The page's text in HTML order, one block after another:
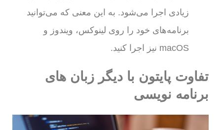
زیادی اجرا می‌شود. به این معنی که می‌توانید
برنامه‌های خود را روی لینوکس، ویندوز و
macOS نیز اجرا کنید.
تفاوت پایتون با دیگر زبان های
برنامه نویسی